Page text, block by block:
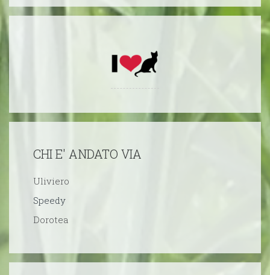
CHI E' ANDATO VIA
Uliviero
Speedy
Dorotea